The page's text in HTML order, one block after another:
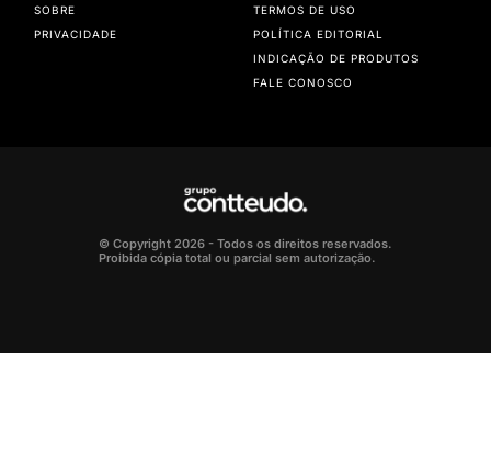
SOBRE
PRIVACIDADE
TERMOS DE USO
POLÍTICA EDITORIAL
INDICAÇÃO DE PRODUTOS
FALE CONOSCO
© Copyright 2026 - Todos os direitos reservados.
Proibida cópia total ou parcial sem autorização.